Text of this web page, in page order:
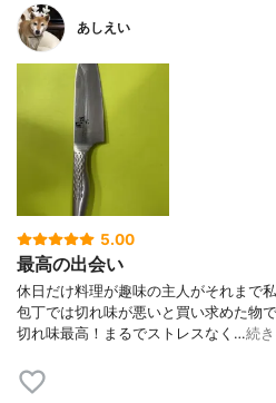
あしえい
5.00
最高の出会い
休日だけ料理が趣味の主人がそれまで
包丁では切れ味が悪いと買い求めた物
切れ味最高！まるでストレスなく…続